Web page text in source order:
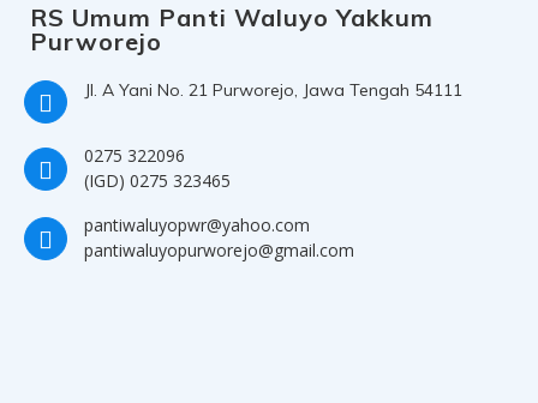
RS Umum Panti Waluyo Yakkum
Purworejo
Jl. A Yani No. 21 Purworejo, Jawa Tengah 54111
0275 322096
(IGD) 0275 323465
pantiwaluyopwr@yahoo.com
pantiwaluyopurworejo@gmail.com